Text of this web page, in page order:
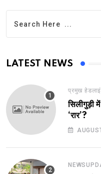
LATEST NEWS
प्रमुख
सिलीगुड़ी
‘रार’?